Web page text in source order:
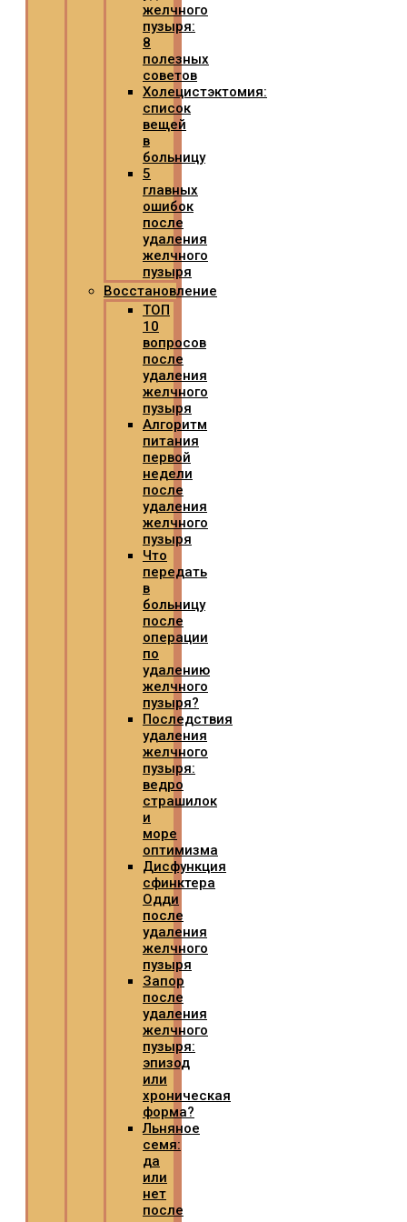
желчного
пузыря:
8
полезных
советов
Холецистэктомия:
список
вещей
в
больницу
5
главных
ошибок
после
удаления
желчного
пузыря
Восстановление
ТОП
10
вопросов
после
удаления
желчного
пузыря
Алгоритм
питания
первой
недели
после
удаления
желчного
пузыря
Что
передать
в
больницу
после
операции
по
удалению
желчного
пузыря?
Последствия
удаления
желчного
пузыря:
ведро
страшилок
и
море
оптимизма
Дисфункция
сфинктера
Одди
после
удаления
желчного
пузыря
Запор
после
удаления
желчного
пузыря:
эпизод
или
хроническая
форма?
Льняное
семя:
да
или
нет
после